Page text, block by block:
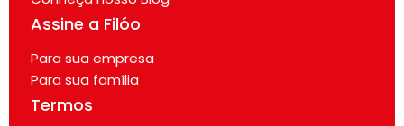
Assine a Filóo
Para sua empresa
Para sua família
Termos